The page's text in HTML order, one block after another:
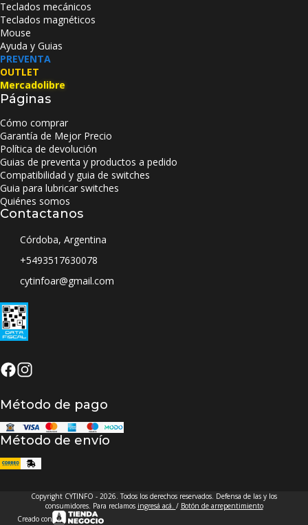
Teclados mecánicos
Teclados magnéticos
Mouse
Ayuda y Guias
PREVENTA
OUTLET
Mercadolibre
Páginas
Cómo comprar
Garantía de Mejor Precio
Política de devolución
Guias de preventa y productos a pedido
Compatibilidad y guia de switches
Guia para lubricar switches
Quiénes somos
Contactanos
Córdoba, Argentina
+5493517630078
cytinfoar@gmail.com
Método de pago
Método de envío
Copyright CYTINFO - 2026. Todos los derechos reservados. Defensa de las y los
consumidores. Para reclamos ingresá acá. / Botón de arrepentimiento
Creado con